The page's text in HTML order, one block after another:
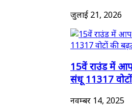
जुलाई 21, 2026
15वें राउंड में आप
संधू 11317
नवम्बर 14, 2025